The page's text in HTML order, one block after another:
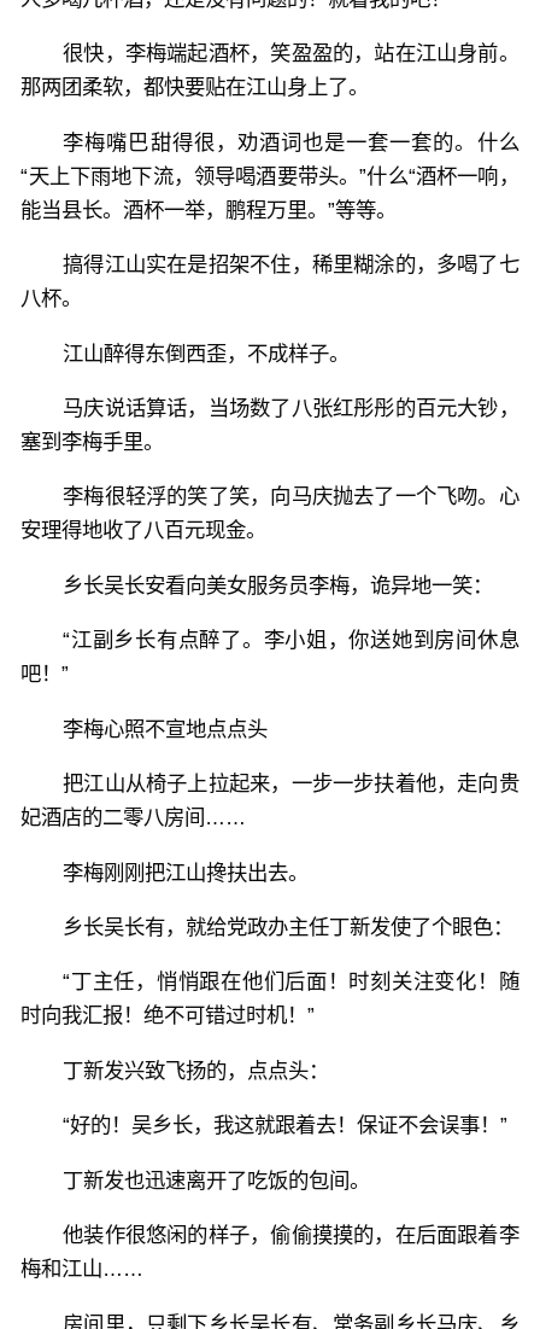
很快，李梅端起酒杯，笑盈盈的，站在江山身前。
那两团柔软，都快要贴在江山身上了。
李梅嘴巴甜得很，劝酒词也是一套一套的。什么
“天上下雨地下流，领导喝酒要带头。”什么“酒杯一响，
能当县长。酒杯一举，鹏程万里。”等等。
搞得江山实在是招架不住，稀里糊涂的，多喝了七
八杯。
江山醉得东倒西歪，不成样子。
马庆说话算话，当场数了八张红彤彤的百元大钞，
塞到李梅手里。
李梅很轻浮的笑了笑，向马庆抛去了一个飞吻。心
安理得地收了八百元现金。
乡长吴长安看向美女服务员李梅，诡异地一笑：
“江副乡长有点醉了。李小姐，你送她到房间休息
吧！”
李梅心照不宣地点点头
把江山从椅子上拉起来，一步一步扶着他，走向贵
妃酒店的二零八房间……
李梅刚刚把江山搀扶出去。
乡长吴长有，就给党政办主任丁新发使了个眼色：
“丁主任，悄悄跟在他们后面！时刻关注变化！随
时向我汇报！绝不可错过时机！”
丁新发兴致飞扬的，点点头：
“好的！吴乡长，我这就跟着去！保证不会误事！”
丁新发也迅速离开了吃饭的包间。
他装作很悠闲的样子，偷偷摸摸的，在后面跟着李
梅和江山……
房间里，只剩下乡长吴长有、常务副乡长马庆、乡